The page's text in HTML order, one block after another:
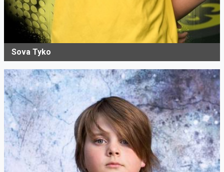
Sova Tyko